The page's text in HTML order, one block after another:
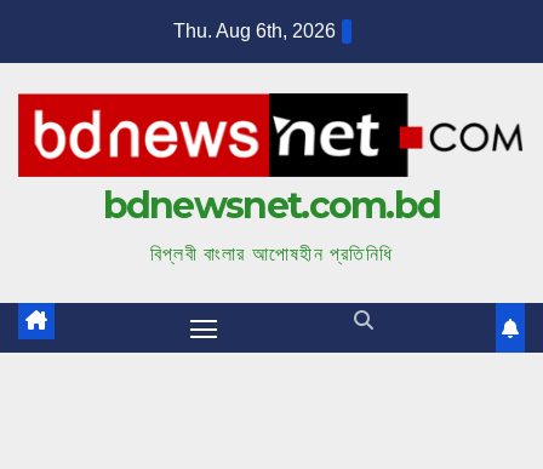
n
Thu. Aug 6th, 2026
bdnewsnet.com.bd
বিপ্লবী বাংলার আপোষহীন প্রতিনিধি